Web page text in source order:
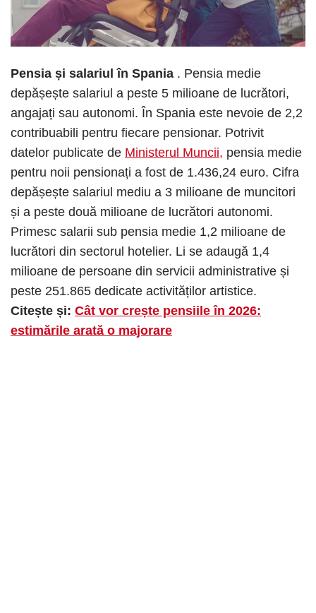
Pensia și salariul în Spania . Pensia medie
depășește salariul a peste 5 milioane de lucrători,
angajați sau autonomi. În Spania este nevoie de 2,2
contribuabili pentru fiecare pensionar. Potrivit
datelor publicate de Ministerul Muncii, pensia medie
pentru noii pensionați a fost de 1.436,24 euro. Cifra
depășește salariul mediu a 3 milioane de muncitori
și a peste două milioane de lucrători autonomi.
Primesc salarii sub pensia medie 1,2 milioane de
lucrători din sectorul hotelier. Li se adaugă 1,4
milioane de persoane din servicii administrative și
peste 251.865 dedicate activităților artistice.
Citește și: Cât vor crește pensiile în 2026:
estimările arată o majorare